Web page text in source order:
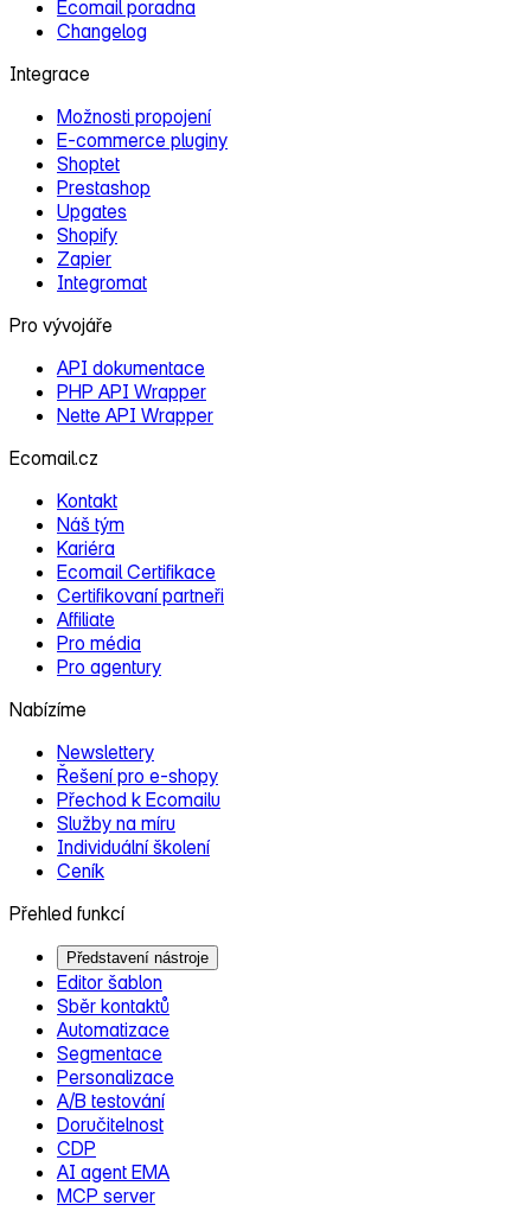
Ecomail poradna
Changelog
Integrace
Možnosti propojení
E‑commerce pluginy
Shoptet
Prestashop
Upgates
Shopify
Zapier
Integromat
Pro vývojáře
API dokumentace
PHP API Wrapper
Nette API Wrapper
Ecomail.cz
Kontakt
Náš tým
Kariéra
Ecomail Certifikace
Certifikovaní partneři
Affiliate
Pro média
Pro agentury
Nabízíme
Newslettery
Řešení pro e‑shopy
Přechod k Ecomailu
Služby na míru
Individuální školení
Ceník
Přehled funkcí
Představení nástroje
Editor šablon
Sběr kontaktů
Automatizace
Segmentace
Personalizace
A/B testování
Doručitelnost
CDP
AI agent EMA
MCP server